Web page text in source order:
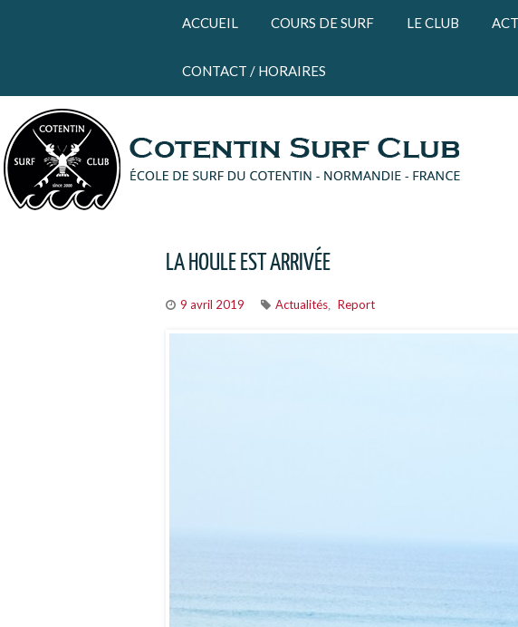
ACCUEIL COURS DE SURF LE CLUB
CONTACT / HORAIRES
LA HOULE EST ARRIVÉE
9 avril 2019 Actualités Report